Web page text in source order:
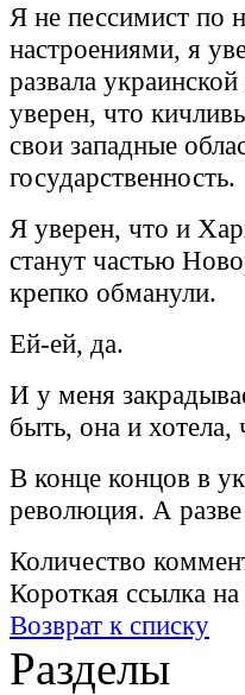
Я не пессимист по
настроениями, я
развала
уверен, что
свои западные
государственность.
Я уверен, что и
станут частью
крепко обманули.
Ей-ей, да.
И у меня
быть, она и
В конце концов в
революция. А
Количество
Короткая ссылка
Возврат к списку
Разделы